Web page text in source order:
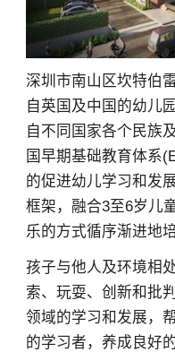
深圳市南山区坎特伯
自英国及中国的幼儿
自不同国家各个民族
国早期基础教育体系
的促进幼儿学习和发
框架，融合3至6岁儿
乐的方式循序渐进地
孩子与他人及环境相
索、玩耍、创新和批
领域的学习和发展，
的学习者，养成良好